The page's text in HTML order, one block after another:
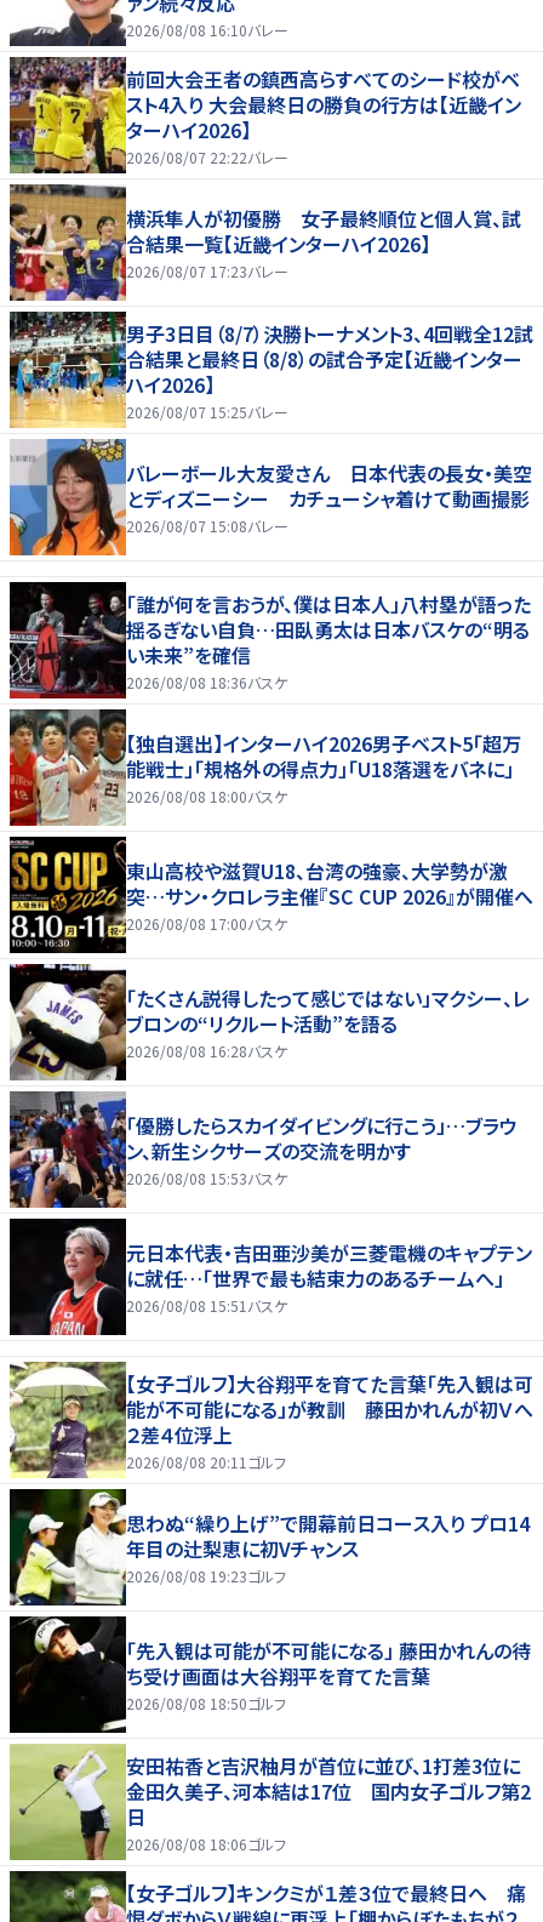
2026/08/08 16:10バレー
前回大会王者の鎮西高らすべてのシード校がベ
スト4入り 大会最終日の勝負の行方は【近畿イン
ターハイ2026】
2026/08/07 22:22バレー
横浜隼人が初優勝 女子最終順位と個人賞、試
合結果一覧【近畿インターハイ2026】
2026/08/07 17:23バレー
男子3日目（8/7）決勝トーナメント3、4回戦全12試
合結果と最終日（8/8）の試合予定【近畿インター
ハイ2026】
2026/08/07 15:25バレー
バレーボール大友愛さん 日本代表の長女・美空
とディズニーシー カチューシャ着けて動画撮影
2026/08/07 15:08バレー
「誰が何を言おうが、僕は日本人」八村塁が語った
揺るぎない自負…田臥勇太は日本バスケの“明る
い未来”を確信
2026/08/08 18:36バスケ
【独自選出】インターハイ2026男子ベスト5「超万
能戦士」「規格外の得点力」「U18落選をバネに」
2026/08/08 18:00バスケ
東山高校や滋賀U18、台湾の強豪、大学勢が激
突…サン・クロレラ主催『SC CUP 2026』が開催へ
2026/08/08 17:00バスケ
「たくさん説得したって感じではない」マクシー、レ
ブロンの“リクルート活動”を語る
2026/08/08 16:28バスケ
「優勝したらスカイダイビングに行こう」…ブラウ
ン、新生シクサーズの交流を明かす
2026/08/08 15:53バスケ
元日本代表・吉田亜沙美が三菱電機のキャプテン
に就任…「世界で最も結束力のあるチームへ」
2026/08/08 15:51 バスケ
【女子ゴルフ】大谷翔平を育てた言葉「先入観は可
能が不可能になる」が教訓 藤田かれんが初Ｖへ
２差４位浮上
2026/08/08 20:11 ゴルフ
思わぬ“繰り上げ”で開幕前日コース入り プロ14
年目の辻梨恵に初Vチャンス
2026/08/08 19:23ゴルフ
「先入観は可能が不可能になる」 藤田かれんの待
ち受け画面は大谷翔平を育てた言葉
2026/08/08 18:50ゴルフ
安田祐香と吉沢柚月が首位に並び、1打差3位に
金田久美子、河本結は17位 国内女子ゴルフ第2
日
2026/08/08 18:06ゴルフ
【女子ゴルフ】キンクミが１差３位で最終日へ 痛